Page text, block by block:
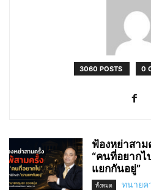
3060 POSTS 0
ฟ้องหย่าสาม
“คนที่อยากไ
แยกกันอยู่”
ทั้งหมด ทนายค